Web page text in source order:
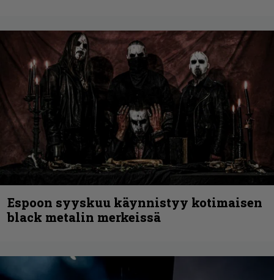
Espoon syyskuu käynnistyy kotimaisen
black metalin merkeissä